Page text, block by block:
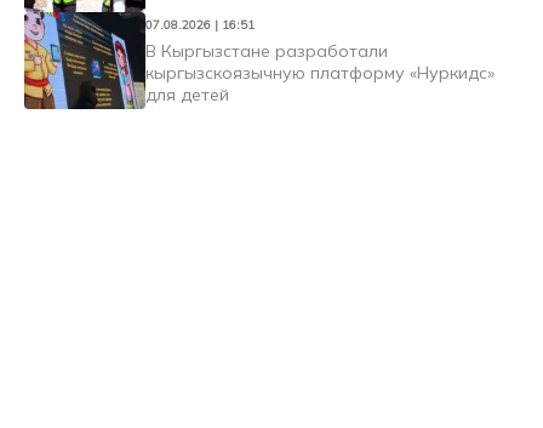
07.08.2026 | 16:51
В Кыргызстане разработали
кыргызскоязычную платформу «Нуркидс»
для детей